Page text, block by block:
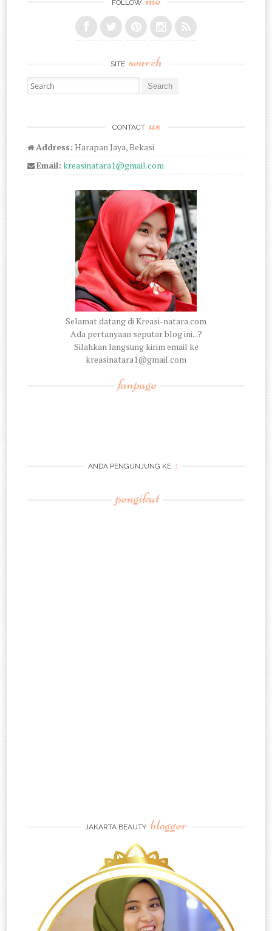
FOLLOW
SITE search
Search for:
CONTACT us
Address: Harapan Jaya, Bekasi
Email: kreasinatara1@gmail.com
Selamat datang di Kreasi-natara.com
Ada pertanyaan seputar blog ini...?
Silahkan langsung kirim email ke
kreasinatara1@gmail.com
fanpage
ANDA PENGUNJUNG KE :
pengikut
JAKARTA BEAUTY blogger